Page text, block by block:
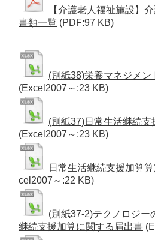
【介護老人福祉施設】
書類一覧 (PDF:97 KB)
(別紙38)栄養マネジメ
(Excel2007～:23 KB)
(別紙37)日常生活継続
(Excel2007～:23 KB)
日常生活継続支援加算算
cel2007～:22 KB)
(別紙37-2)テクノロジー
継続支援加算に関する届出書